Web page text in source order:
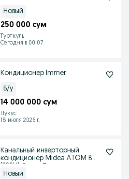
Новый
250 000 сум
Турткуль
Сегодня в 00:07
Кондиционер Immer
Б/у
14 000 000 сум
Нукус
18 июля 2026 г.
Канальный инверторный
кондиционер Midea ATOM B
Новый